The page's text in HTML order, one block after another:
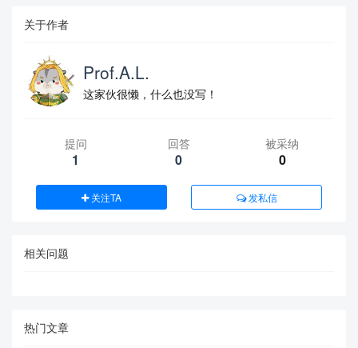
关于作者
Prof.A.L.
这家伙很懒，什么也没写！
提问
1
回答
0
被采纳
0
关注TA 发私信
相关问题
热门文章